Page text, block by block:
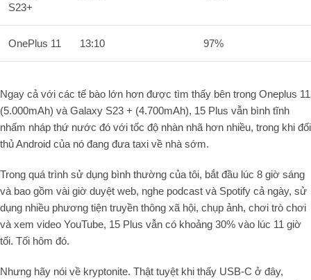
S23+
OnePlus 11 13:10 97%
Ngay cả với các tế bào lớn hơn được tìm thấy bên trong Oneplus 11
(5.000mAh) và Galaxy S23 + (4.700mAh), 15 Plus vẫn bình tĩnh
nhấm nháp thứ nước đó với tốc độ nhàn nhã hơn nhiều, trong khi đối
thủ Android của nó đang đưa taxi về nhà sớm.
Trong quá trình sử dụng bình thường của tôi, bắt đầu lúc 8 giờ sáng
và bao gồm vài giờ duyệt web, nghe podcast và Spotify cả ngày, sử
dụng nhiều phương tiện truyền thông xã hội, chụp ảnh, chơi trò chơi
và xem video YouTube, 15 Plus vẫn có khoảng 30% vào lúc 11 giờ
tối. Tối hôm đó.
Nhưng hãy nói về kryptonite. Thật tuyệt khi thấy USB-C ở đây,